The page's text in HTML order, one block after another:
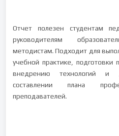
Отчет полезен студентам
руководителям
методистам. Подходит для
учебной практике,
внедрению технологий и
составлении плана
преподавателей.